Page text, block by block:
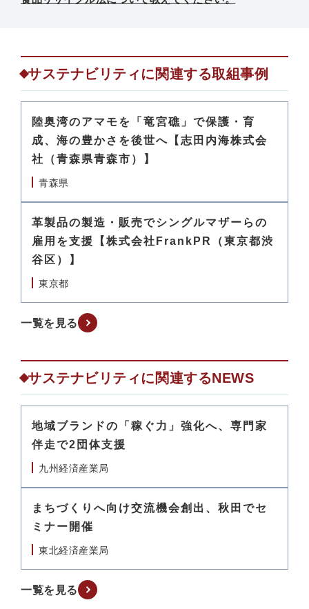
サステナビリティに関連する取組事例
陸奥湾のアマモを「竜宮礁」で保護・育
成、海の豊かさを後世へ【志田内海株式会
社（青森県青森市）】
青森県
革製品の製造・販売でシングルマザーらの
雇用を支援【株式会社FrankPR（東京都渋
谷区）】
東京都
一覧を見る
サステナビリティに関連するNEWS
地域ブランドの「稼ぐ力」強化へ、専門家
伴走で2団体支援
九州経済産業局
まちづくりへ向け交流機会創出、秋田でセ
ミナー開催
東北経済産業局
一覧を見る